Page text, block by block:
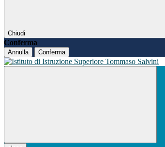
Chiudi
Conferma
Annulla Conferma